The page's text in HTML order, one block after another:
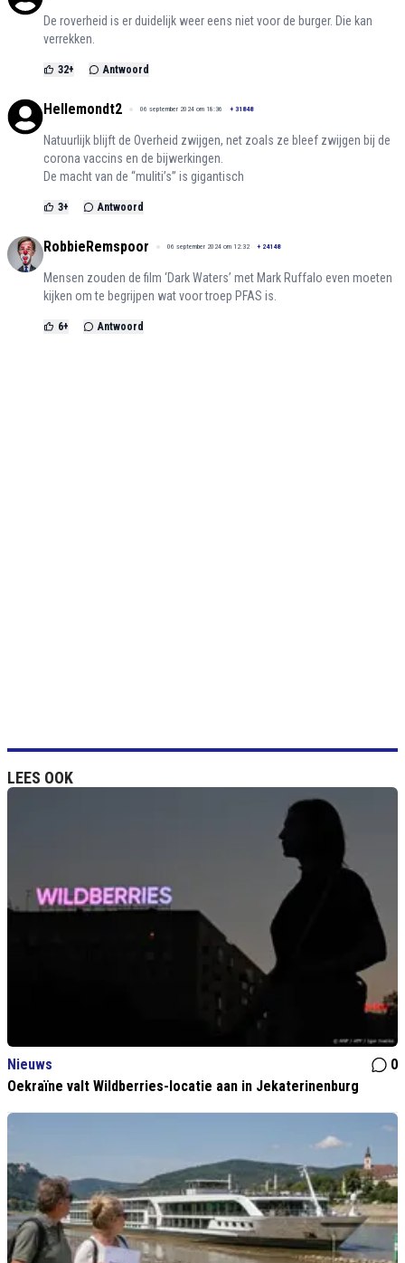
De roverheid is er duidelijk weer eens niet voor de burger. Die kan
verrekken.
32+ Antwoord
Hellemondt2 06 september 2024 om 18:36 + 31848
Natuurlijk blijft de Overheid zwijgen, net zoals ze bleef zwijgen bij de
corona vaccins en de bijwerkingen.
De macht van de “muliti’s” is gigantisch
3+ Antwoord
RobbieRemspoor 06 september 2024 om 12:32 + 24148
Mensen zouden de film ‘Dark Waters’ met Mark Ruffalo even moeten
kijken om te begrijpen wat voor troep PFAS is.
6+ Antwoord
LEES OOK
Nieuws
0
Oekraïne valt Wildberries-locatie aan in Jekaterinenburg